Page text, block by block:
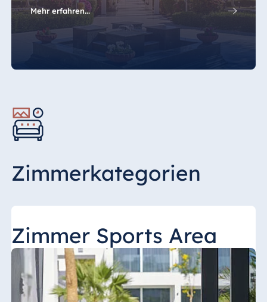
Mehr erfahren...
Zimmerkategorien
Zimmer Sports Area